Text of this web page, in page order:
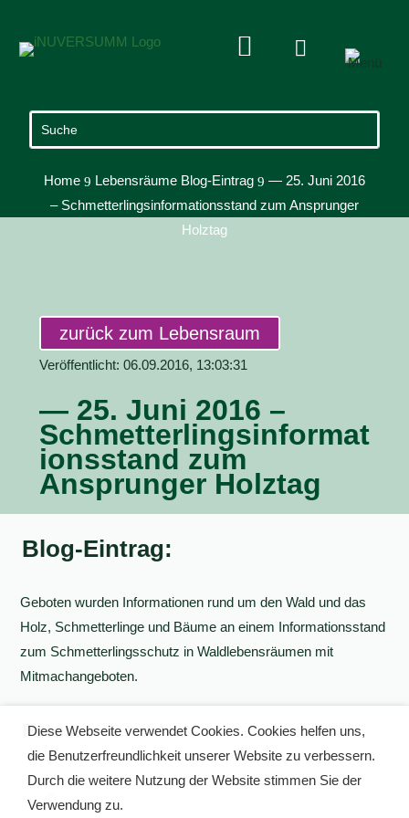
 
Home 9 Lebensräume Blog-Eintrag 9 — 25. Juni 2016
– Schmetterlingsinformationsstand zum Ansprunger
Holztag
zurück zum Lebensraum
Veröffentlicht: 06.09.2016, 13:03:31
— 25. Juni 2016 –
Schmetterlingsinformat
ionsstand zum
Ansprunger Holztag
Blog-Eintrag:
Geboten wurden Informationen rund um den Wald und das
Holz, Schmetterlinge und Bäume an einem Informationsstand
zum Schmetterlingsschutz in Waldlebensräumen mit
Mitmachangeboten.
Fotos:
Diese Webseite verwendet Cookies. Cookies helfen uns,
die Benutzerfreundlichkeit unserer Website zu verbessern.
Durch die weitere Nutzung der Website stimmen Sie der
Verwendung zu.